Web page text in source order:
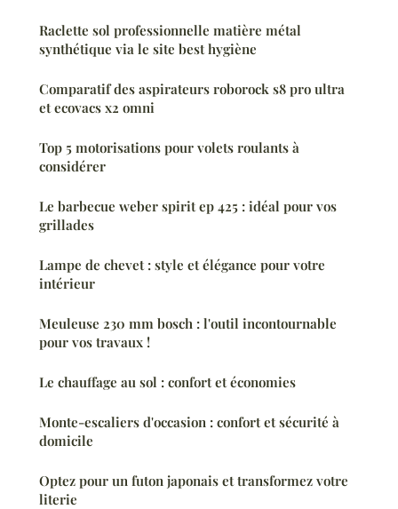
Raclette sol professionnelle matière métal
synthétique via le site best hygiène
Comparatif des aspirateurs roborock s8 pro ultra
et ecovacs x2 omni
Top 5 motorisations pour volets roulants à
considérer
Le barbecue weber spirit ep 425 : idéal pour vos
grillades
Lampe de chevet : style et élégance pour votre
intérieur
Meuleuse 230 mm bosch : l'outil incontournable
pour vos travaux !
Le chauffage au sol : confort et économies
Monte-escaliers d'occasion : confort et sécurité à
domicile
Optez pour un futon japonais et transformez votre
literie